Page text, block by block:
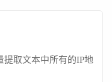
提取文本中所有的IP地